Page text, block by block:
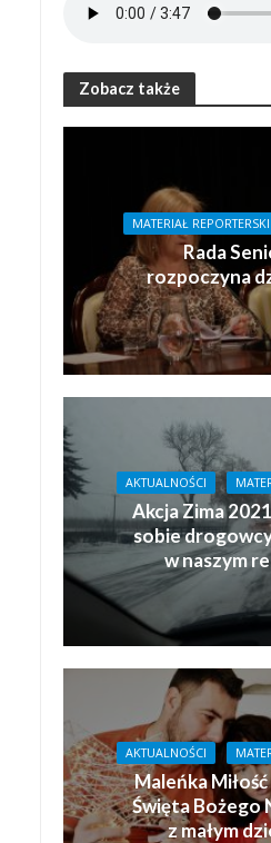
Zobacz także
MATERIAŁ REPORTERSKI
Rada
rozpoczyna
AKTUALNOŚCI
Akcja Zima
sobie
w naszym
AKTUALNOŚCI
Maleńka
Święta Bożego
z małym